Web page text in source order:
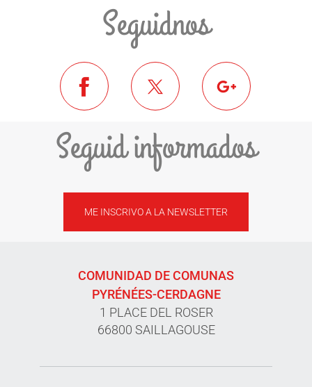
Seguidnos
Seguid informados
ME INSCRIVO A LA NEWSLETTER
COMUNIDAD DE COMUNAS
PYRÉNÉES-CERDAGNE
1 PLACE DEL ROSER
66800 SAILLAGOUSE